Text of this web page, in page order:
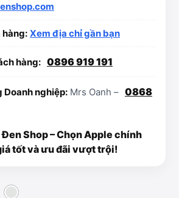
hàng: Xem địa chỉ gần bạn
hàng: 0896 919 191
Doanh nghiệp: Mrs Oanh – 0868
Đen Shop – Chọn Apple chính
tốt và ưu đãi vượt trội!